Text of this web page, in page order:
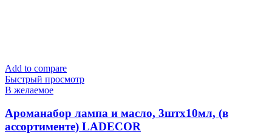
Add to compare
Быстрый просмотр
В желаемое
Ароманабор лампа и масло, 3штx10мл, (в
ассортименте) LADECOR